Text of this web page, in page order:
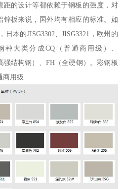
距的设计等都依赖于钢板的强度，对
锌板来说，国外均有相应的标准。如
日本的JISG3302、JISG3321，欧州的
种大类分成CQ（普通商用级）、
强结构钢）、FH（全硬钢）。彩钢板
商用级